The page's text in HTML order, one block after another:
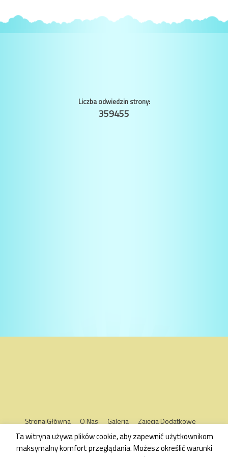
Liczba odwiedzin strony:
359455
Strona Główna O Nas Galeria
Zajęcia Dodatkowe
Kontakt
Oddziały
Copyright © 2026Akademia Przedszkolaka Grybów. | Kids
Ta witryna używa plików cookie, aby zapewnić użytkownikom
maksymalny komfort przeglądania. Możesz określić warunki